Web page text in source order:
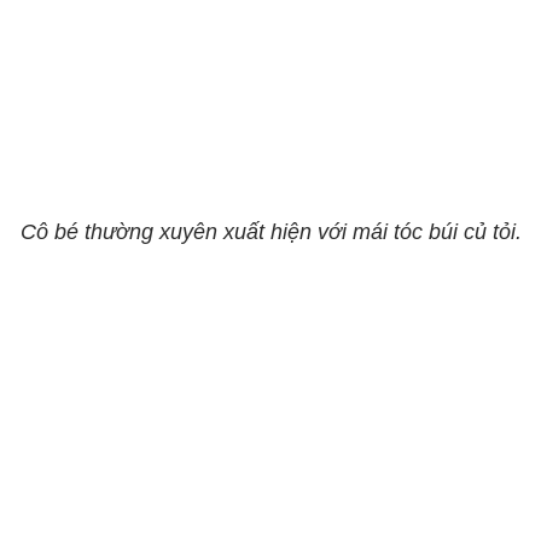
Cô bé thường xuyên xuất hiện với mái tóc búi củ tỏi.